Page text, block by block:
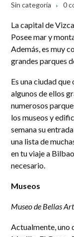
Sin categoría
0
La capital de
Posee mar y
Además, es muy
grandes parques
Es una ciudad
algunos de ellos
numerosos
los museos y
semana su
una lista de
en tu viaje a
necesario.
Museos
Museo de Bellas
Actualmente, uno